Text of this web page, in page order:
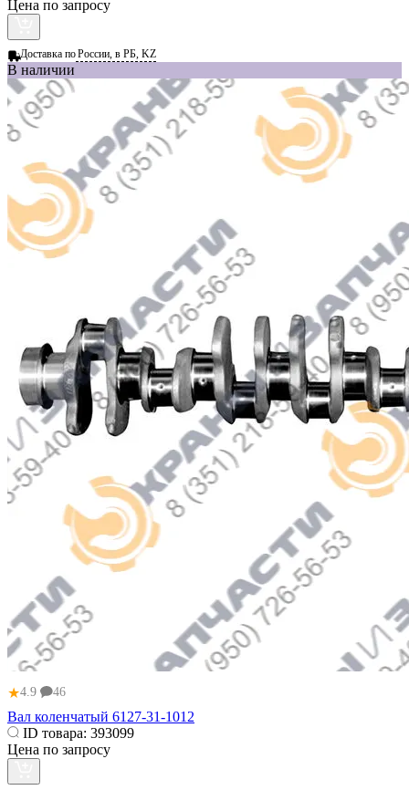
Цена по запросу
Доставка поРоссии, в РБ, KZ
В наличии
★4.9 46
Вал коленчатый 6127-31-1012
ID товара: 393099
Цена по запросу